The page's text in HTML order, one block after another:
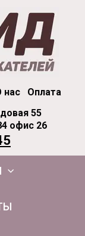
нас
Оплата
55
офис 26